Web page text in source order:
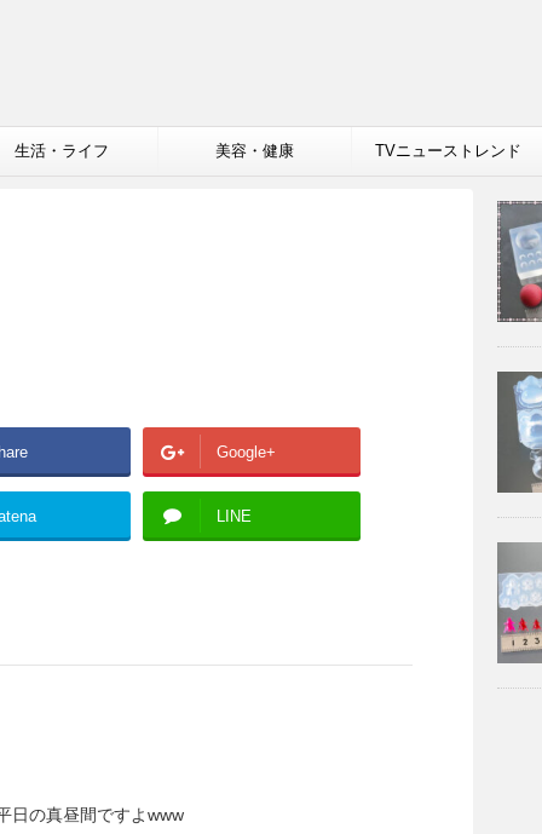
生活・ライフ 美容・健康 TVニューストレンド
Google+
LINE
日の真昼間ですよwww